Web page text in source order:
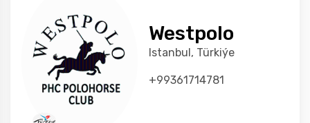
Westpolo
Istanbul, Türkiýe
+99361714781